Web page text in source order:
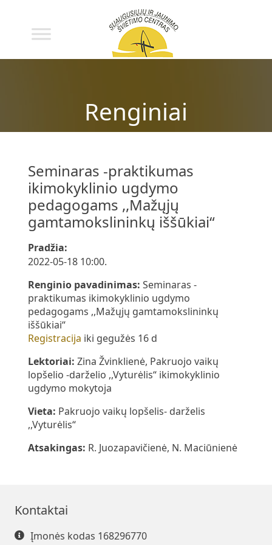
Renginiai
Seminaras -praktikumas
ikimokyklinio ugdymo
pedagogams ,,Mažųjų
gamtamokslininkų iššūkiai“
Pradžia:
2022-05-18 10:00.
Renginio pavadinimas: Seminaras -
praktikumas ikimokyklinio ugdymo
pedagogams ,,Mažųjų gamtamokslininkų
iššūkiai“
Registracija iki gegužės 16 d
Lektoriai: Zina Žvinklienė, Pakruojo vaikų
lopšelio -darželio ,,Vyturėlis“ ikimokyklinio
ugdymo mokytoja
Vieta: Pakruojo vaikų lopšelis- darželis
,,Vyturėlis“
Atsakingas: R. Juozapavičienė, N. Maciūnienė
Kontaktai
Įmonės kodas 168296770